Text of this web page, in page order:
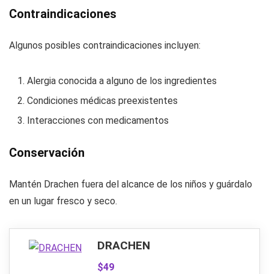
Contraindicaciones
Algunos posibles contraindicaciones incluyen:
Alergia conocida a alguno de los ingredientes
Condiciones médicas preexistentes
Interacciones con medicamentos
Conservación
Mantén Drachen fuera del alcance de los niños y guárdalo
en un lugar fresco y seco.
DRACHEN
$49